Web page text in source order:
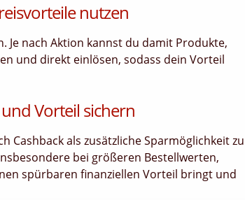
nutzen
Je nach Aktion kannst du damit Produkte,
und direkt einlösen, sodass dein Vorteil
Vorteil sichern
Cashback als zusätzliche Sparmöglichkeit
bei größeren Bestellwerten,
spürbaren finanziellen Vorteil bringt und